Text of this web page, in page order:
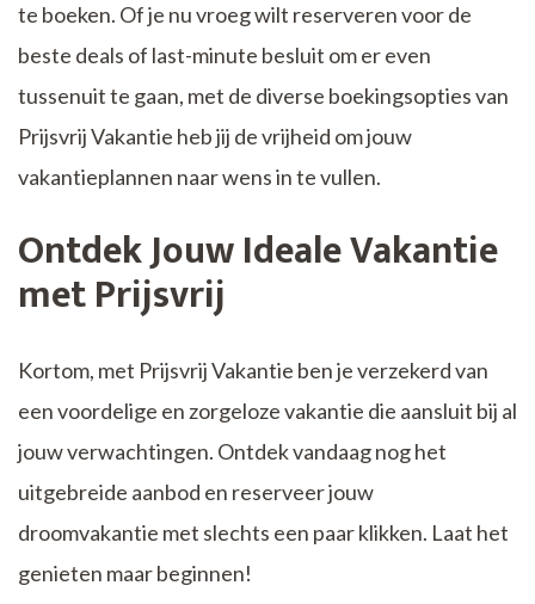
te boeken. Of je nu vroeg wilt reserveren voor de
beste deals of last-minute besluit om er even
tussenuit te gaan, met de diverse boekingsopties van
Prijsvrij Vakantie heb jij de vrijheid om jouw
vakantieplannen naar wens in te vullen.
Ontdek Jouw Ideale Vakantie
met Prijsvrij
Kortom, met Prijsvrij Vakantie ben je verzekerd van
een voordelige en zorgeloze vakantie die aansluit bij al
jouw verwachtingen. Ontdek vandaag nog het
uitgebreide aanbod en reserveer jouw
droomvakantie met slechts een paar klikken. Laat het
genieten maar beginnen!